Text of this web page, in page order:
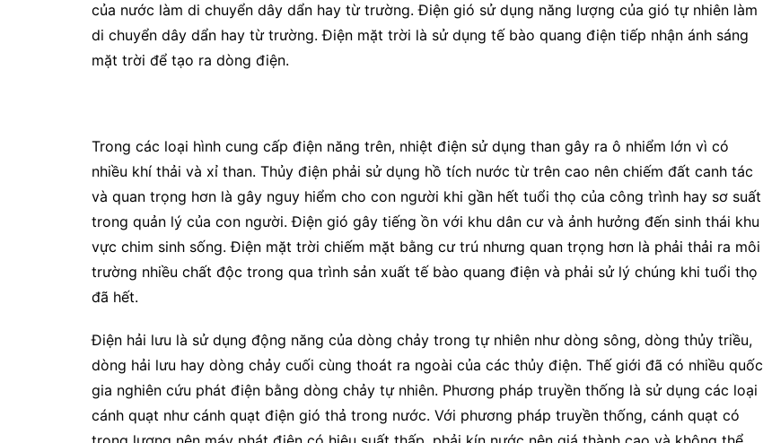
của nước làm di chuyển dây dẩn hay từ trường. Điện gió sử dụng năng lượng của gió tự nhiên làm
di chuyển dây dẩn hay từ trường. Điện mặt trời là sử dụng tế bào quang điện tiếp nhận ánh sáng
mặt trời để tạo ra dòng điện.
Trong các loại hình cung cấp điện năng trên, nhiệt điện sử dụng than gây ra ô nhiểm lớn vì có
nhiều khí thải và xỉ than. Thủy điện phải sử dụng hồ tích nước từ trên cao nên chiếm đất canh tác
và quan trọng hơn là gây nguy hiểm cho con người khi gần hết tuổi thọ của công trình hay sơ suất
trong quản lý của con người. Điện gió gây tiếng ồn với khu dân cư và ảnh hưởng đến sinh thái khu
vực chim sinh sống. Điện mặt trời chiếm mặt bằng cư trú nhưng quan trọng hơn là phải thải ra môi
trường nhiều chất độc trong qua trình sản xuất tế bào quang điện và phải sử lý chúng khi tuổi thọ
đã hết.
Điện hải lưu là sử dụng động năng của dòng chảy trong tự nhiên như dòng sông, dòng thủy triều,
dòng hải lưu hay dòng chảy cuối cùng thoát ra ngoài của các thủy điện. Thế giới đã có nhiều quốc
gia nghiên cứu phát điện bằng dòng chảy tự nhiên. Phương pháp truyền thống là sử dụng các loại
cánh quạt như cánh quạt điện gió thả trong nước. Với phương pháp truyền thống, cánh quạt có